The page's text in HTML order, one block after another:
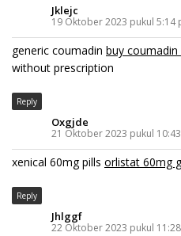
Jklejc
19 Oktober 2023 pukul 5:14
generic coumadin buy
without prescription
Reply
Oxgjde
21 Oktober 2023 pukul
xenical 60mg pills orlistat 60mg
Reply
Jhlggf
22 Oktober 2023 pukul